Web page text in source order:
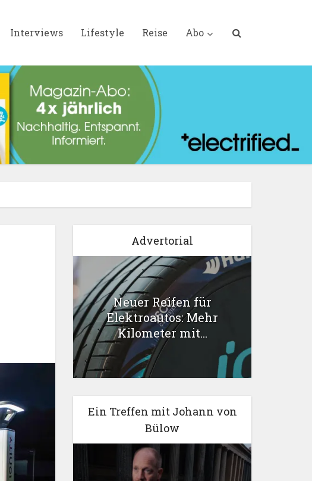
Interviews Lifestyle Reise Abo
Advertorial
Neuer Reifen für
Elektroautos: Mehr
Kilometer mit...
Ein Treffen mit Johann von
Bülow